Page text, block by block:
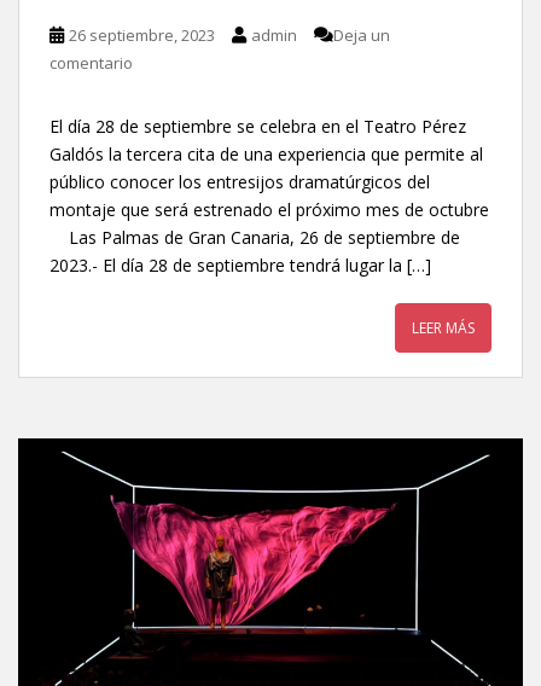
26 septiembre, 2023 admin
Deja un
comentario
El día 28 de septiembre se celebra en el Teatro Pérez
Galdós la tercera cita de una experiencia que permite al
público conocer los entresijos dramatúrgicos del
montaje que será estrenado el próximo mes de octubre
Las Palmas de Gran Canaria, 26 de septiembre de
2023.- El día 28 de septiembre tendrá lugar la […]
LEER MÁS